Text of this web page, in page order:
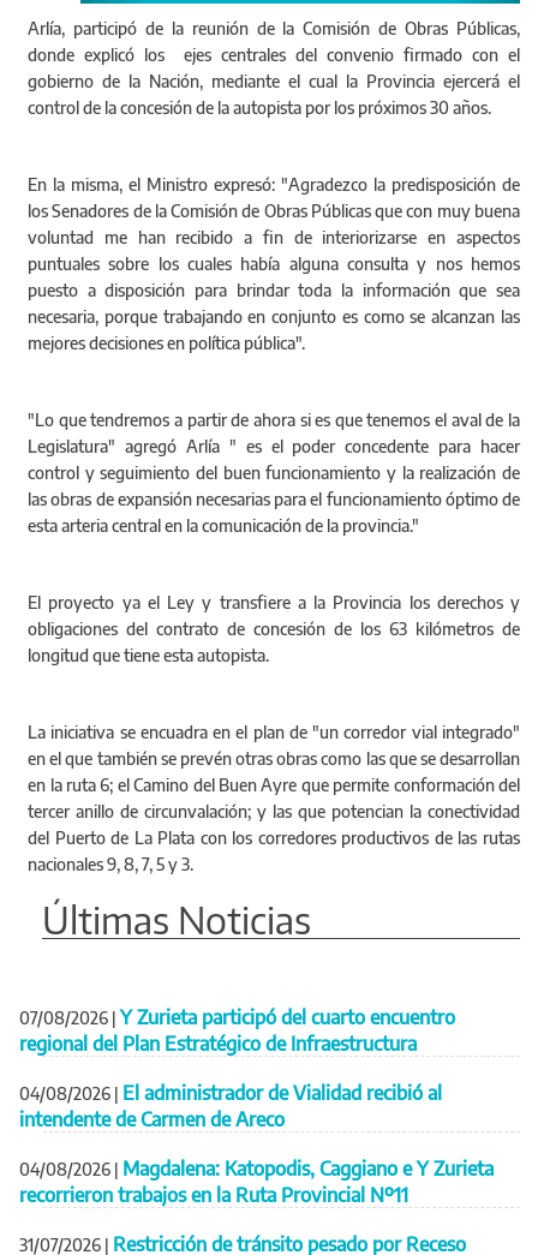
Arlía, participó de la reunión de la Comisión de Obras Públicas,
donde explicó los ejes centrales del convenio firmado con el
gobierno de la Nación, mediante el cual la Provincia ejercerá el
control de la concesión de la autopista por los próximos 30 años.
En la misma, el Ministro expresó: "Agradezco la predisposición de
los Senadores de la Comisión de Obras Públicas que con muy buena
voluntad me han recibido a fin de interiorizarse en aspectos
puntuales sobre los cuales había alguna consulta y nos hemos
puesto a disposición para brindar toda la información que sea
necesaria, porque trabajando en conjunto es como se alcanzan las
mejores decisiones en política pública".
"Lo que tendremos a partir de ahora si es que tenemos el aval de la
Legislatura" agregó Arlía " es el poder concedente para hacer
control y seguimiento del buen funcionamiento y la realización de
las obras de expansión necesarias para el funcionamiento óptimo de
esta arteria central en la comunicación de la provincia."
El proyecto ya el Ley y transfiere a la Provincia los derechos y
obligaciones del contrato de concesión de los 63 kilómetros de
longitud que tiene esta autopista.
La iniciativa se encuadra en el plan de "un corredor vial integrado"
en el que también se prevén otras obras como las que se desarrollan
en la ruta 6; el Camino del Buen Ayre que permite conformación del
tercer anillo de circunvalación; y las que potencian la conectividad
del Puerto de La Plata con los corredores productivos de las rutas
nacionales 9, 8, 7, 5 y 3.
Últimas Noticias
07/08/2026 | Y Zurieta participó del cuarto encuentro
regional del Plan Estratégico de Infraestructura
04/08/2026 | El administrador de Vialidad recibió al
intendente de Carmen de Areco
04/08/2026 | Magdalena: Katopodis, Caggiano e Y Zurieta
recorrieron trabajos en la Ruta Provincial Nº11
31/07/2026 | Restricción de tránsito pesado por Receso